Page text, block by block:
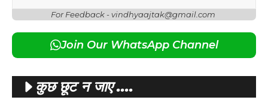
For Feedback - vindhyaajtak@gmail.com
Join Our WhatsApp Channel
कुछ छूट न जाए ....